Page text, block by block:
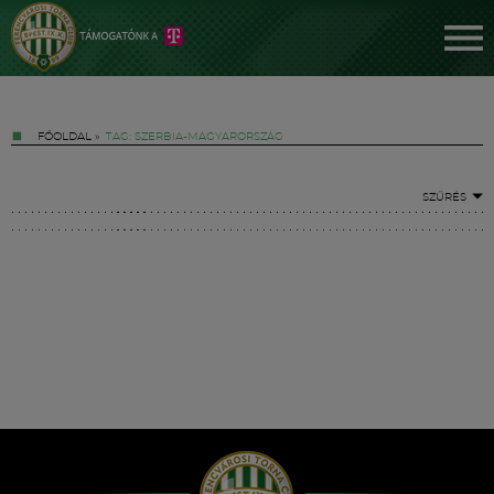
FŐOLDAL » TAG: SZERBIA-MAGYARORSZÁG
SZŰRÉS
Hírek